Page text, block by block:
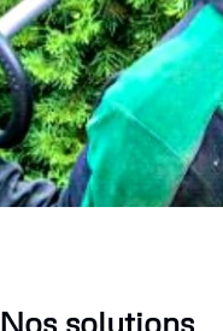
Nos solutions